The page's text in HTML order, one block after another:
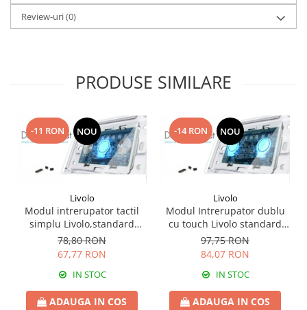
Review-uri(0)
PRODUSE SIMILARE
-11 RON NOU
Livolo
Modul intrerupator tactil
simplu Livolo,standard
italian
78,80 RON
67,77 RON
IN STOC
ADAUGA IN COS
-14 RON NOU
Livolo
Modul Intrerupator dublu
cu touch Livolo standard
italian
97,75 RON
84,07 RON
IN STOC
ADAUGA IN COS